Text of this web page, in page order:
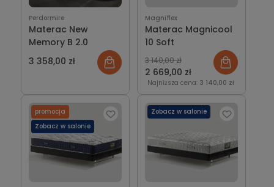
Perdormire
Materac New
Memory B 2.0
3 358,00 zł
Magniflex
Materac Magnicool
10 Soft
2 669,00 zł
3 140,00 zł
Najniższa cena: 3 140,00 zł
promocja
Zobacz w salonie
Zobacz w salonie